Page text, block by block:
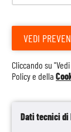
Dati tecnici di
VEDI
Cliccando su
Policye della